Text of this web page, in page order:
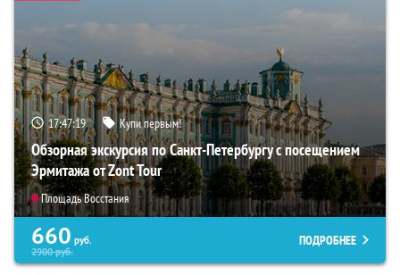
17:47:18 Купи первым!
Обзорная экскурсия по Санкт-Петербургу с посещением
Эрмитажа от Zont Tour
Площадь Восстания
660 руб.
2900руб.
ПОДРОБНЕЕ